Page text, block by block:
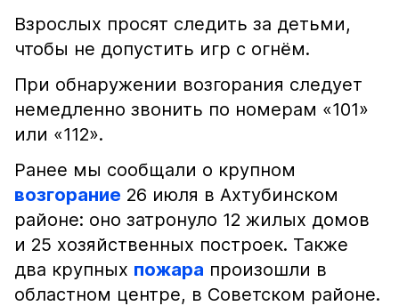
Взрослых просят следить за детьми,
чтобы не допустить игр с огнём.
При обнаружении возгорания следует
немедленно звонить по номерам «101»
или «112».
Ранее мы сообщали о крупном
возгорание 26 июля в Ахтубинском
районе: оно затронуло 12 жилых домов
и 25 хозяйственных построек. Также
два крупных пожара произошли в
областном центре, в Советском районе.